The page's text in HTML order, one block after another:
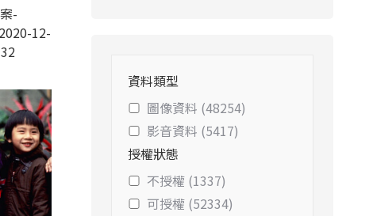
-
12-
資料類型
圖像資料 (48254)
影音資料 (5417)
授權狀態
不授權 (1337)
可授權 (52334)